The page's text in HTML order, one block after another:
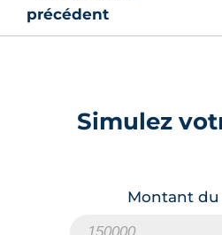
précédent
Simulez
Montant du